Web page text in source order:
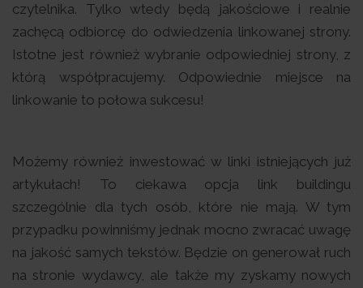
czytelnika. Tylko wtedy będą jakościowe i realnie
zachęcą odbiorcę do odwiedzenia linkowanej strony.
Istotne jest również wybranie odpowiedniej strony, z
którą współpracujemy. Odpowiednie miejsce na
linkowanie to połowa sukcesu!
Możemy również inwestować w linki istniejących już
artykułach! To ciekawa opcja link buildingu
szczególnie dla tych osób, które nie mają. W tym
przypadku powinniśmy jednak mocno zwracać uwagę
na jakość samych tekstów. Będzie on generował ruch
na stronie wydawcy, ale także my zyskamy nowych